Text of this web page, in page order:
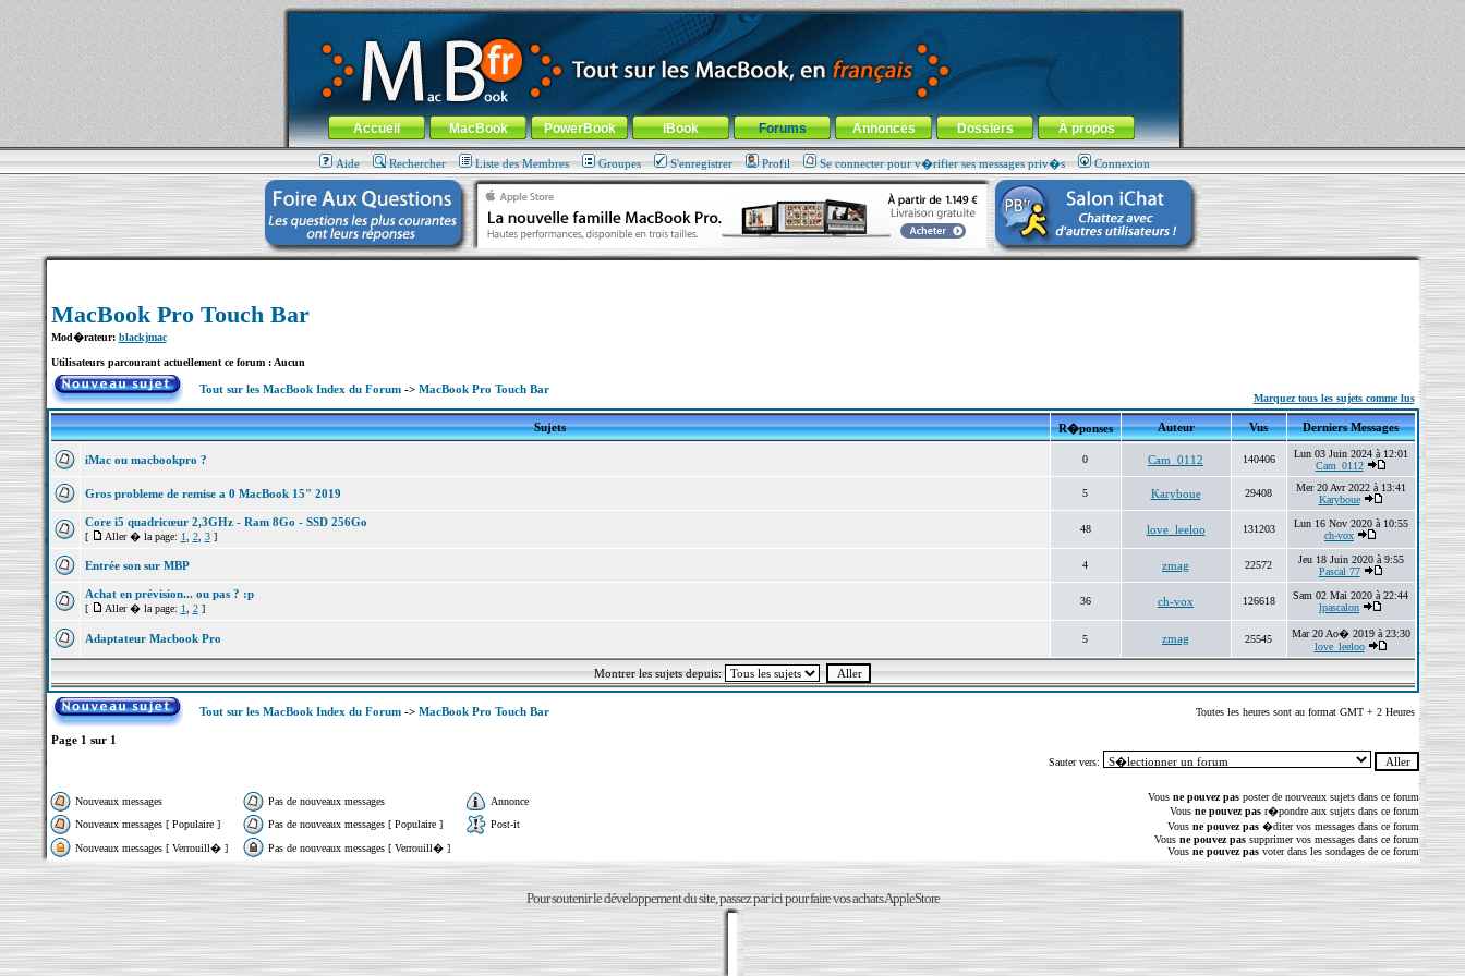
MacBook-fr.com : 100% Apple... 100% nomade !
Aller au contenu-Aller au menu général-Aller au menu de la rubrique
Menu général
Accueil MacBook PowerBook iBook Forums Annonces Dossiers À propos
Aide Rechercher Liste des Membres Groupes S'enregistrer Profil Se connecter pour v�rifier ses messages priv�s Connexion
MacBook Pro Touch Bar
Mod�rateur: blackjmac
Utilisateurs parcourant actuellement ce forum : Aucun
Tout sur les MacBook Index du Forum-> MacBook Pro Touch Bar
Marquez tous les sujets comme lus
Sujets R�ponses Auteur Vus Derniers Messages
iMac ou macbookpro ? 0 Cam_0112 140406
Lun 03 Juin 2024 à 12:01
Cam_0112
Gros probleme de remise a 0 MacBook 15" 2019 5 Karyboue 29408
Mer 20 Avr 2022 à 13:41
Karyboue
Core i5 quadricœur 2,3GHz - Ram 8Go - SSD 256Go
[ Aller � la page: 1 2, 3]
48 love_leeloo 131203
Lun 16 Nov 2020 à 10:55
ch-vox
Entrée son sur MBP 4 zmag 22572
Jeu 18 Juin 2020 à 9:55
Pascal 77
Achat en prévision... ou pas ? :p
[ Aller � la page: 1 2]
36 ch-vox 126618
Sam 02 Mai 2020 à 22:44
lpascalon
Adaptateur Macbook Pro 5 zmag 25545
Mar 20 Ao� 2019 à 23:30
love_leeloo
Montrer les sujets depuis:
Tout sur les MacBook Index du Forum-> MacBook Pro Touch Bar Toutes les heures sont au format GMT + 2 Heures
Page 1 sur 1
Sauter vers:
Nouveaux messages Pas de nouveaux messages
Annonce
Nouveaux messages [ Populaire ]
Pas de nouveaux messages [ Populaire ]
Post-it
Nouveaux messages [ Verrouill� ]
Pas de nouveaux messages [ Verrouill� ]
Vous ne pouvez pasposter de nouveaux sujets dans ce forum
Vous ne pouvez pasr�pondre aux sujets dans ce forum
Vous ne pouvez pas�diter vos messages dans ce forum
Vous ne pouvez passupprimer vos messages dans ce forum
Vous ne pouvez pasvoter dans les sondages de ce forum
Pour soutenir le développement du site, passez par ici pour faire vos achats AppleStore